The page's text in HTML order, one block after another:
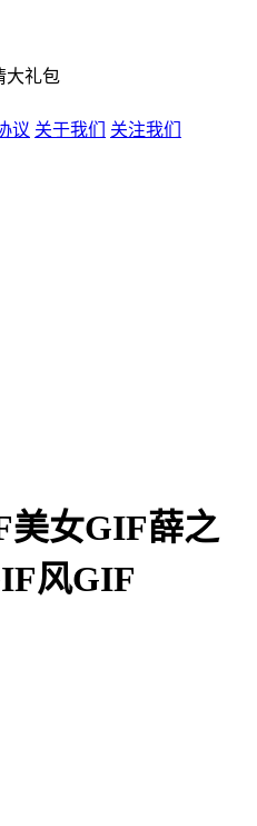
大礼包
议 关于我们 关注我们
女GIF薛之
风GIF